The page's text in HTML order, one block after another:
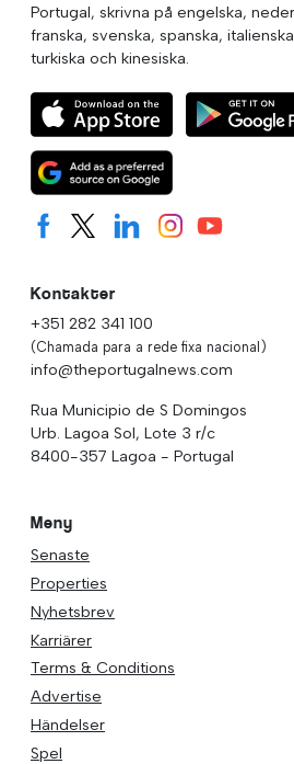
Portugal, skrivna på engelska,
franska, svenska, spanska,
turkiska och kinesiska.
Kontakter
+351 282 341 100
(Chamada para a rede fixa nacional)
info@theportugalnews.com
Rua Municipio de S Domingos
Urb. Lagoa Sol, Lote 3 r/c
8400-357 Lagoa - Portugal
Meny
Senaste
Properties
Nyhetsbrev
Karriärer
Terms & Conditions
Advertise
Händelser
Spel